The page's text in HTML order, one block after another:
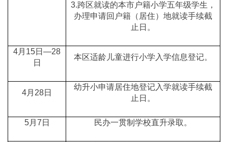
3.跨区就读的本市户籍小学五年级学生，
办理申请回户籍（居住）地就读手续截
止日。
4月15日—28
日
本区适龄儿童进行小学入学信息登记。
4月28日
幼升小申请居住地登记入学就读手续截
止日。
5月7日 民办一贯制学校直升录取。